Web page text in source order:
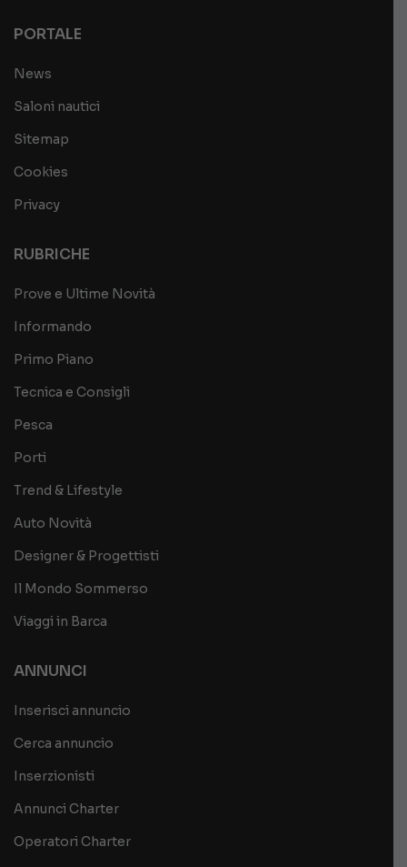
PORTALE
News
Saloni nautici
Sitemap
Cookies
Privacy
RUBRICHE
Prove e Ultime Novità
Informando
Primo Piano
Tecnica e Consigli
Pesca
Porti
Trend & Lifestyle
Auto Novità
Designer & Progettisti
Il Mondo Sommerso
Viaggi in Barca
ANNUNCI
Inserisci annuncio
Cerca annuncio
Inserzionisti
Annunci Charter
Operatori Charter